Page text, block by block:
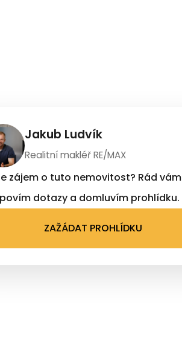
Jakub Ludvík
Realitní makléř RE/MAX
zájem o tuto nemovitost? Rád vám
dotazy a domluvím prohlídku.
ZAŽÁDAT PROHLÍDKU